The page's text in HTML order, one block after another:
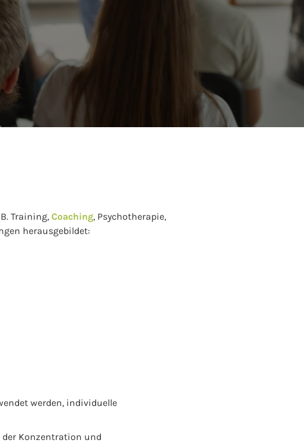
Training, Coaching, Psychotherapie,
herausgebildet:
werden, individuelle
der Konzentration und